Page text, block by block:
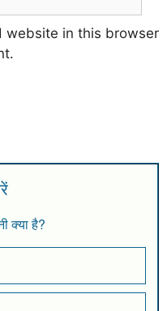
website in this browser
क्या है?